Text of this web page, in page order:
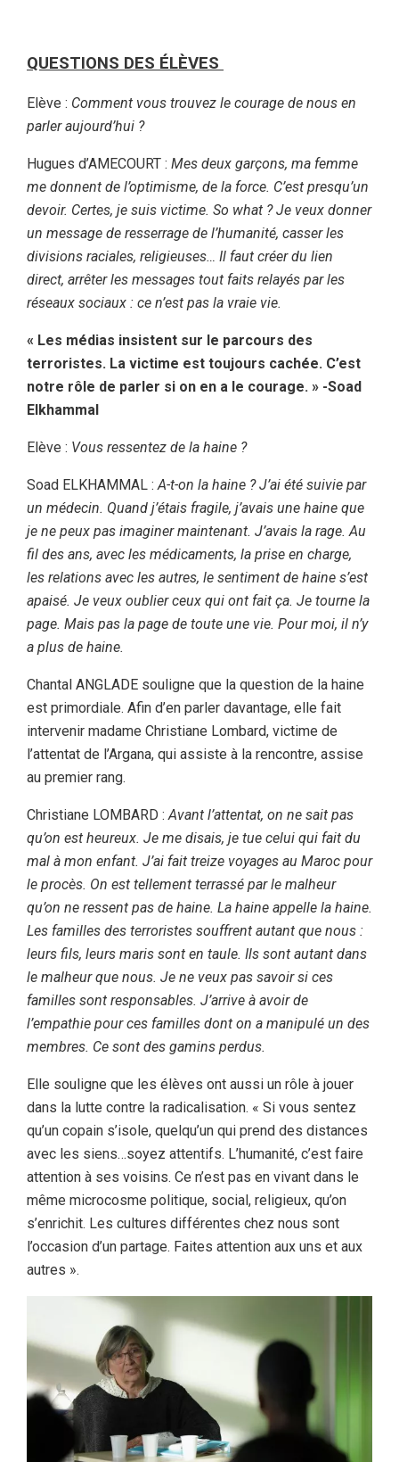
QUESTIONS DES ÉLÈVES
Elève : Comment vous trouvez le courage de nous en
parler aujourd’hui ?
Hugues d’AMECOURT : Mes deux garçons, ma femme
me donnent de l’optimisme, de la force. C’est presqu’un
devoir. Certes, je suis victime. So what ? Je veux donner
un message de resserrage de l’humanité, casser les
divisions raciales, religieuses… Il faut créer du lien
direct, arrêter les messages tout faits relayés par les
réseaux sociaux : ce n’est pas la vraie vie.
« Les médias insistent sur le parcours des
terroristes. La victime est toujours cachée. C’est
notre rôle de parler si on en a le courage. » -Soad
Elkhammal
Elève : Vous ressentez de la haine ?
Soad ELKHAMMAL : A-t-on la haine ? J’ai été suivie par
un médecin. Quand j’étais fragile, j’avais une haine que
je ne peux pas imaginer maintenant. J’avais la rage. Au
fil des ans, avec les médicaments, la prise en charge,
les relations avec les autres, le sentiment de haine s’est
apaisé. Je veux oublier ceux qui ont fait ça. Je tourne la
page. Mais pas la page de toute une vie. Pour moi, il n’y
a plus de haine.
Chantal ANGLADE souligne que la question de la haine
est primordiale. Afin d’en parler davantage, elle fait
intervenir madame Christiane Lombard, victime de
l’attentat de l’Argana, qui assiste à la rencontre, assise
au premier rang.
Christiane LOMBARD : Avant l’attentat, on ne sait pas
qu’on est heureux. Je me disais, je tue celui qui fait du
mal à mon enfant. J’ai fait treize voyages au Maroc pour
le procès. On est tellement terrassé par le malheur
qu’on ne ressent pas de haine. La haine appelle la haine.
Les familles des terroristes souffrent autant que nous :
leurs fils, leurs maris sont en taule. Ils sont autant dans
le malheur que nous. Je ne veux pas savoir si ces
familles sont responsables. J’arrive à avoir de
l’empathie pour ces familles dont on a manipulé un des
membres. Ce sont des gamins perdus.
Elle souligne que les élèves ont aussi un rôle à jouer
dans la lutte contre la radicalisation. « Si vous sentez
qu’un copain s’isole, quelqu’un qui prend des distances
avec les siens…soyez attentifs. L’humanité, c’est faire
attention à ses voisins. Ce n’est pas en vivant dans le
même microcosme politique, social, religieux, qu’on
s’enrichit. Les cultures différentes chez nous sont
l’occasion d’un partage. Faites attention aux uns et aux
autres ».